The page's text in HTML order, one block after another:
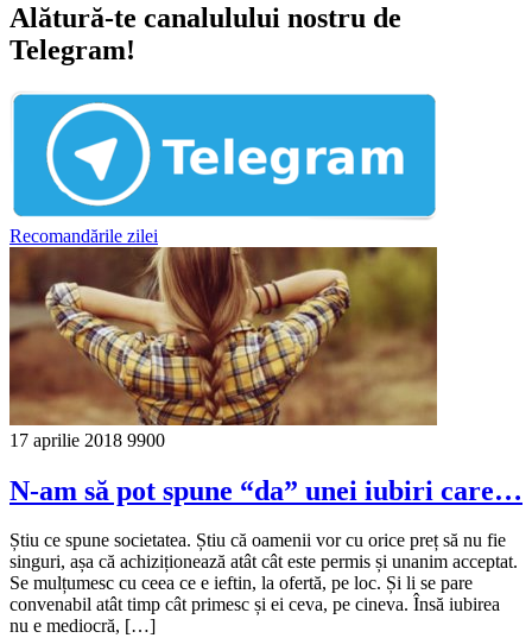
Alătură-te canalulului nostru de
Telegram!
Recomandările zilei
17 aprilie 2018 9900
N-am să pot spune “da” unei iubiri care…
Știu ce spune societatea. Știu că oamenii vor cu orice preț să nu fie
singuri, așa că achiziționează atât cât este permis și unanim acceptat.
Se mulțumesc cu ceea ce e ieftin, la ofertă, pe loc. Și li se pare
convenabil atât timp cât primesc și ei ceva, pe cineva. Însă iubirea
nu e mediocră, […]